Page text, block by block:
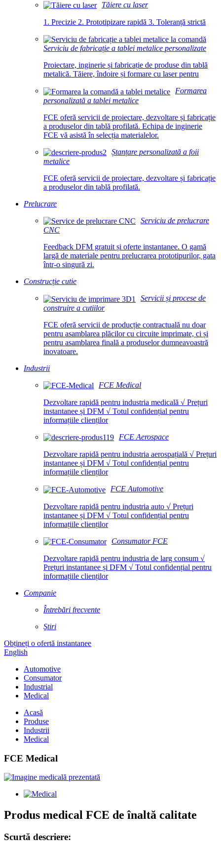
Tăiere cu laser
1. Precizie 2. Prototipizare rapidă 3. Toleranță strictă
Serviciu de fabricație a tablei metalice personalizate
Proiectare, inginerie și fabricație de produse din tablă
metalică. Tăiere, îndoire și formare cu laser pentru
Formarea
personalizată a tablei metalice
FCE oferă servicii de proiectare, dezvoltare și fabricație
a produselor din tablă profilată. Echipa de inginerie
FCE vă asistă în selecția materialelor.
Ștanțare personalizată a foii
metalice
FCE oferă servicii de proiectare, dezvoltare și fabricație
a produselor din tablă profilată.
Prelucrare
Serviciu de prelucrare
CNC
Feedback DFM gratuit și oferte instantanee. O gamă
largă de materiale pentru prelucrarea prototipurilor, gata
într-o singură zi.
Construcție cutie
Servicii și procese de
construire a cutiilor
FCE oferă servicii de producție contractuală nu doar
pentru asamblarea plăcilor cu circuite imprimate, ci și
pentru asamblarea finală a produselor dumneavoastră
inovatoare.
Industrii
FCE Medical
Dezvoltare rapidă pentru industria medicală √ Prețuri
instantanee și DFM √ Totul confidențial pentru
informațiile clienților
FCE Aerospace
Dezvoltare rapidă pentru industria aerospațială √ Prețuri
instantanee și DFM √ Totul confidențial pentru
informațiile clienților
FCE Automotive
Dezvoltare rapidă pentru industria auto √ Prețuri
instantanee și DFM √ Totul confidențial pentru
informațiile clienților
Consumator FCE
Dezvoltare rapidă pentru industria de larg consum √
Prețuri instantanee și DFM √ Totul confidențial pentru
informațiile clienților
Companie
Întrebări frecvente
Ştiri
Obțineți o ofertă instantanee
English
Automotive
Consumator
Industrial
Medical
Acasă
Produse
Industrii
Medical
FCE Medical
Produs medical FCE de înaltă calitate
Scurtă descriere: